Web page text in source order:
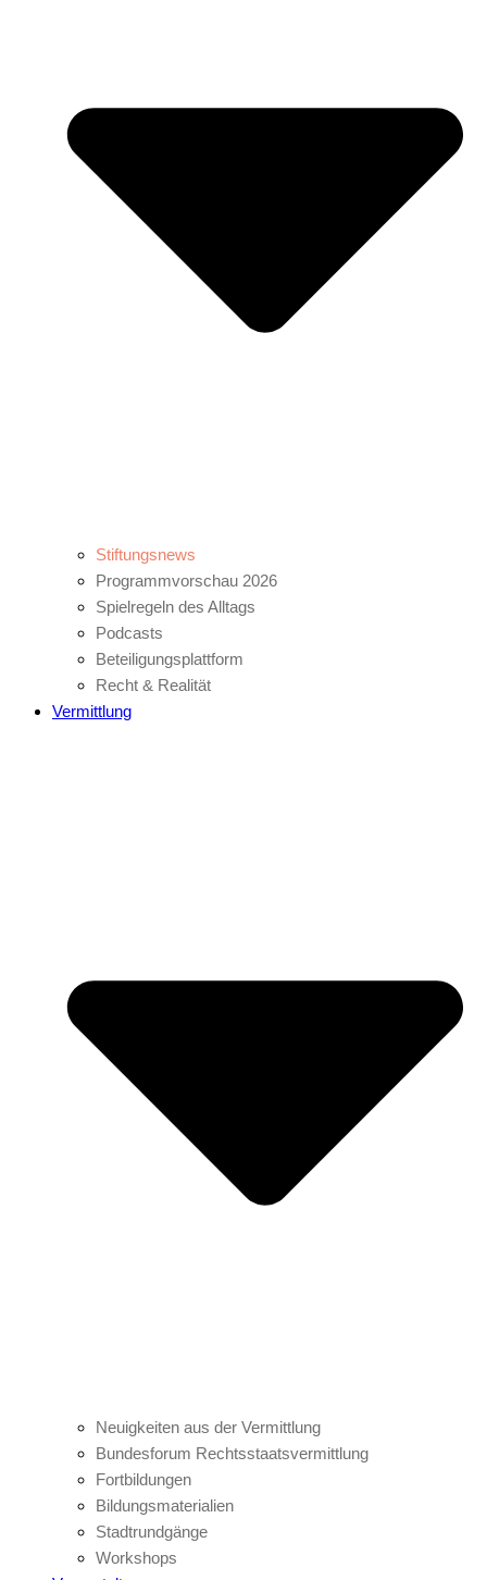
Stiftungsnews
Programmvorschau 2026
Spielregeln des Alltags
Podcasts
Beteiligungsplattform
Recht & Realität
Vermittlung
Neuigkeiten aus der Vermittlung
Bundesforum Rechtsstaatsvermittlung
Fortbildungen
Bildungsmaterialien
Stadtrundgänge
Workshops